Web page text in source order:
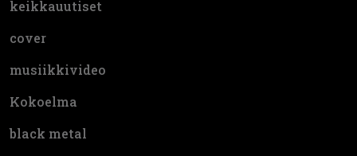
keikkauutiset
cover
musiikkivideo
Kokoelma
black metal